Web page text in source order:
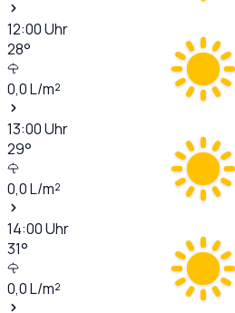
12:00Uhr
28°
0,0L/m²
13:00Uhr
29°
0,0L/m²
14:00Uhr
31°
0,0L/m²